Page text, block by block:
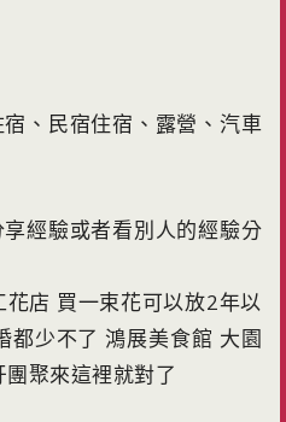
、民宿住宿、露營、汽車
經驗或者看別人的經驗分